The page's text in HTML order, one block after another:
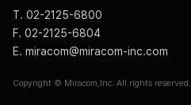
T. 02-2125-6800
F. 02-2125-6804
E. miracom@miracom-inc.com
Copyright © Miracom,Inc. All rights reserved.